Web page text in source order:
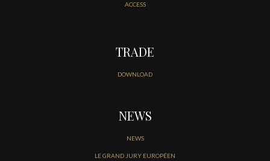
ACCESS
TRADE
DOWNLOAD
NEWS
NEWS
LE GRAND JURY EUROPÉEN